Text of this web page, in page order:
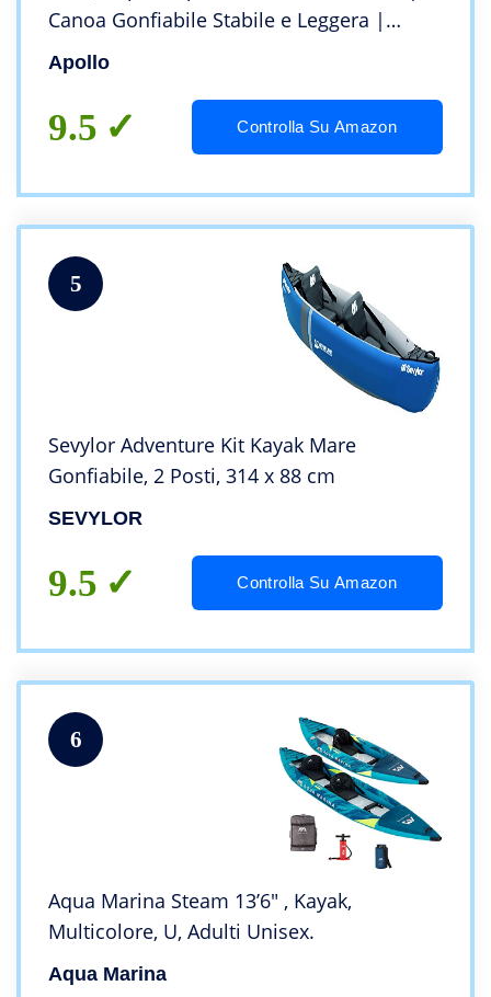
Canoa Gonfiabile Stabile e Leggera |
Kayak Gonfiabile Comodo e Maneggevole
2 Persone | Set Completo Pronto all’Uso
Apollo
9.5 Controlla Su Amazon
5
Sevylor Adventure Kit Kayak Mare
Gonfiabile, 2 Posti, 314 x 88 cm
SEVYLOR
9.5 Controlla Su Amazon
6
Aqua Marina Steam 13’6″ , Kayak,
Multicolore, U, Adulti Unisex.
Aqua Marina